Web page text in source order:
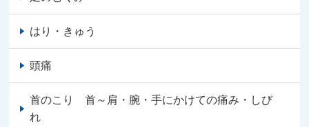
はり・きゅう
頭痛
首のこり 首～肩・腕・手にかけての痛み・しび
れ